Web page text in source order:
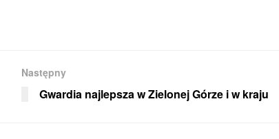
Następny
Gwardia najlepsza w Zielonej Górze i w kraju